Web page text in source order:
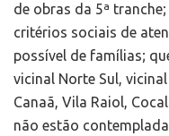
de obras da 5ª
critérios sociais de
possível de famílias;
vicinal Norte Sul,
Canaã, Vila Raiol,
não estão